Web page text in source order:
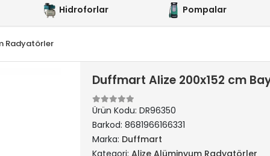
Hidroforlar Pompalar
Radyatörler
Duffmart Alize 200x152 cm
Ürün Kodu: DR96350
Barkod: 8681966166331
Marka: Duffmart
Kategori: Alize Alüminyum Radyatörler